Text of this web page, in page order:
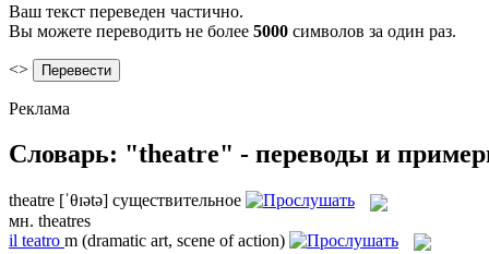
Ваш текст переведен частично.
Вы можете переводить не более 5000 символов за один раз.
<>
Реклама
Словарь: "theatre" - переводы и
theatre [ˈθɪətə] существительное
мн. theatres
il teatro m (dramatic art, scene of action)